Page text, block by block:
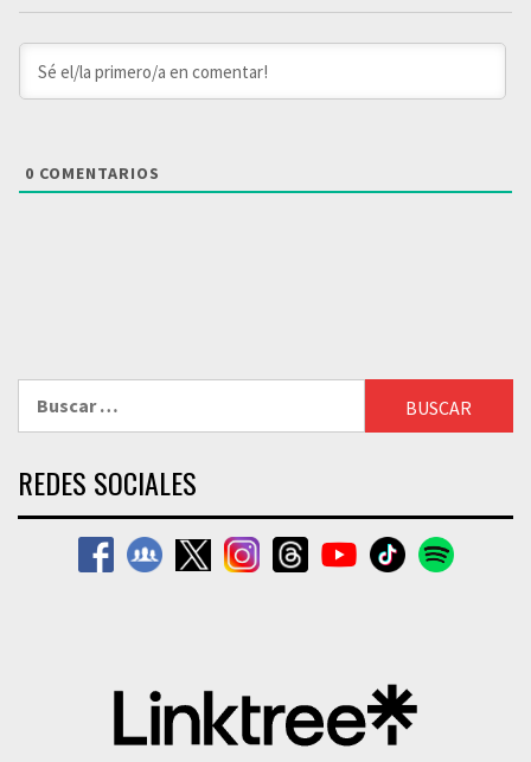
0 COMENTARIOS
REDES SOCIALES